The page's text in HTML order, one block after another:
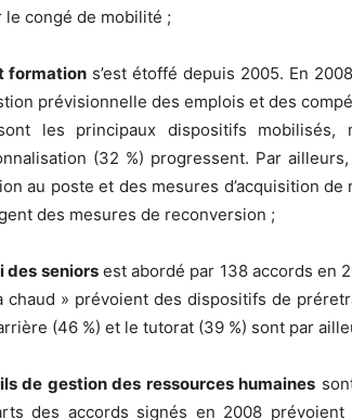
le congé de mobilité ;
formation s’est étoffé depuis 2005. En
prévisionnelle des emplois et des
les principaux dispositifs
(32 %) progressent. Par
au poste et des mesures d’acquisition
des mesures de reconversion ;
des seniorsest abordé par 138 accords en
chaud » prévoient des dispositifs de
(46 %) et le tutorat (39 %) sont par
de gestion des ressources humaines
des accords signés en 2008 prévoient